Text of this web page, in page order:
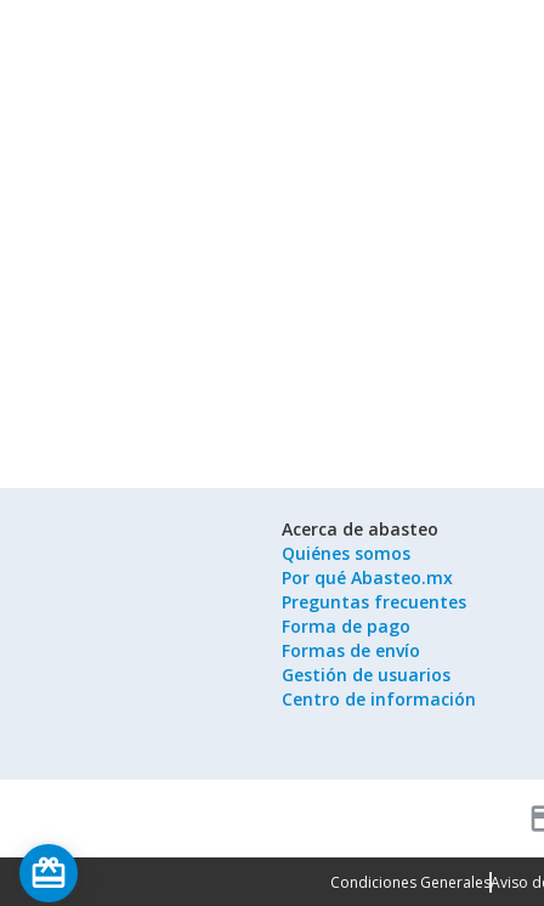
Acerca de abasteo
Quiénes somos
Por qué Abasteo.mx
Preguntas frecuentes
Forma de pago
Formas de envío
Gestión de usuarios
Centro de información
Condiciones GeneralesAviso
card_giftcard